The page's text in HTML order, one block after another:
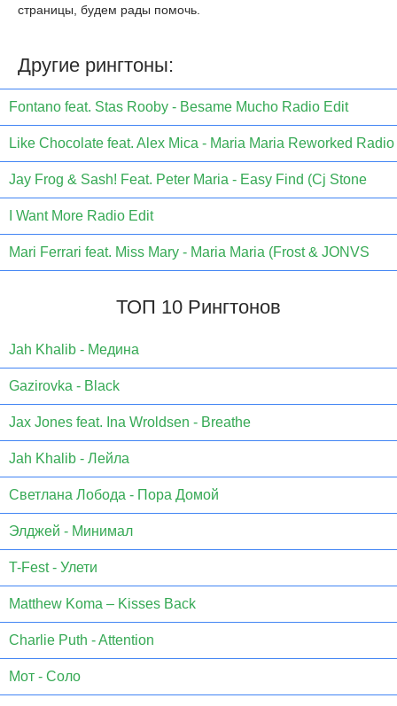
страницы, будем рады помочь.
Другие рингтоны:
Fontano feat. Stas Rooby - Besame Mucho Radio Edit
Like Chocolate feat. Alex Mica - Maria Maria Reworked Radio
Jay Frog & Sash! Feat. Peter Maria - Easy Find (Cj Stone
I Want More Radio Edit
Mari Ferrari feat. Miss Mary - Maria Maria (Frost & JONVS
ТОП 10 Рингтонов
Jаh Khаlib - Медина
Gazirovka - Black
Jax Jones feat. Ina Wroldsen - Breathe
Jah Khalib - Лейла
Светлана Лобода - Пора Домой
Элджей - Минимал
T-Fest - Улети
Matthew Koma – Kisses Back
Charlie Puth - Attention
Мот - Соло